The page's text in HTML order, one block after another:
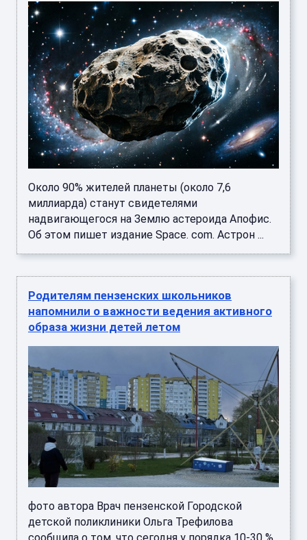
Около 90% жителей планеты (около 7,6
миллиарда) станут свидетелями
надвигающегося на Землю астероида Апофис.
Об этом пишет издание Space. com. Астрон ...
Родителям пензенских школьников
напомнили о важности ведения активного
образа жизни детей летом
фото автора Врач пензенской Городской
детской поликлиники Ольга Трефилова
сообщила о том, что сегодня у порядка 10-30 %